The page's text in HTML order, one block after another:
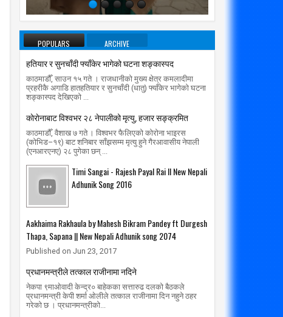
POPULARS ARCHIVE
हतियार र सुनचाँदी फ्याँकेर भागेको घटना शङ्कास्पद
काठमाडौँ, साउन १५ गते । राजधानीको मुख्य क्षेत्र कमलादीमा
प्रहरीकै अगाडि हातहतियार र सुनचाँदी (धातु) फ्याँकेर भागेको घटना
शङ्कास्पद देखिएको ...
काेराेनाबाट विश्वभर २८ नेपालीको मृत्यु, हजार सङ्क्रमित
काठमाडौँ, वैशाख ७ गते । विश्वभर फैलिएको कोरोना भाइरस
(कोभिड–१९) बाट शनिबार साँझसम्म मृत्यु हुने गैरआवासीय नेपाली
(एनआरएनए) २८ पुगेका छन् ...
Timi Sangai - Rajesh Payal Rai ll New Nepali
Adhunik Song 2016
Aakhaima Rakhaula by Mahesh Bikram Pandey ft Durgesh
Thapa, Sapana || New Nepali Adhunik song 2074
Published on Jun 23, 2017
प्रधानमन्त्रीले तत्काल राजीनामा नदिने
नेकपा ९माओवादी केन्द्र० बाहेकका सत्तारुढ दलको बैठकले
प्रधानमन्त्री केपी शर्मा ओलीले तत्काल राजीनामा दिन नहुने ठहर
गरेको छ । प्रधानमन्त्रीको...